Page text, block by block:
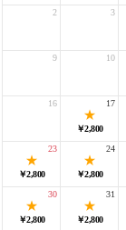
2 3
9 10
16
￥2,800
17
￥2,800
23
￥2,800
24
￥2,800
30
￥2,800
31